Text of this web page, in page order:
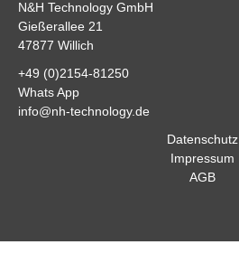
N&H Technology GmbH
Gießerallee 21
47877 Willich
+49 (0)2154-81250
Whats App
info@nh-technology.de
Datenschutz
Impressum
AGB